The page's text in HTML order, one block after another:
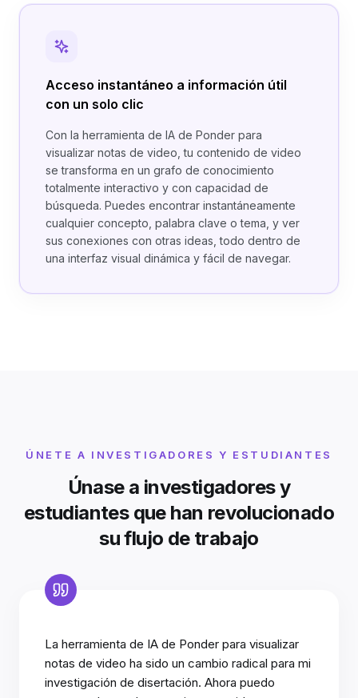
Acceso instantáneo a información útil
con un solo clic
Con la herramienta de IA de Ponder para
visualizar notas de video, tu contenido de video
se transforma en un grafo de conocimiento
totalmente interactivo y con capacidad de
búsqueda. Puedes encontrar instantáneamente
cualquier concepto, palabra clave o tema, y ver
sus conexiones con otras ideas, todo dentro de
una interfaz visual dinámica y fácil de navegar.
ÚNETE A INVESTIGADORES Y ESTUDIANTES
Únase a investigadores y
estudiantes que han revolucionado
su flujo de trabajo
La herramienta de IA de Ponder para visualizar
notas de video ha sido un cambio radical para mi
investigación de disertación. Ahora puedo